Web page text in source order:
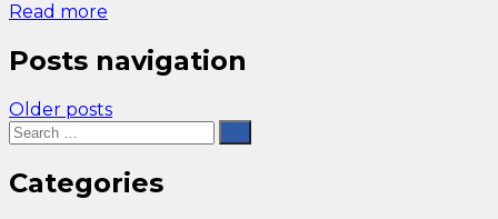
Read more
Posts navigation
Older posts
Categories